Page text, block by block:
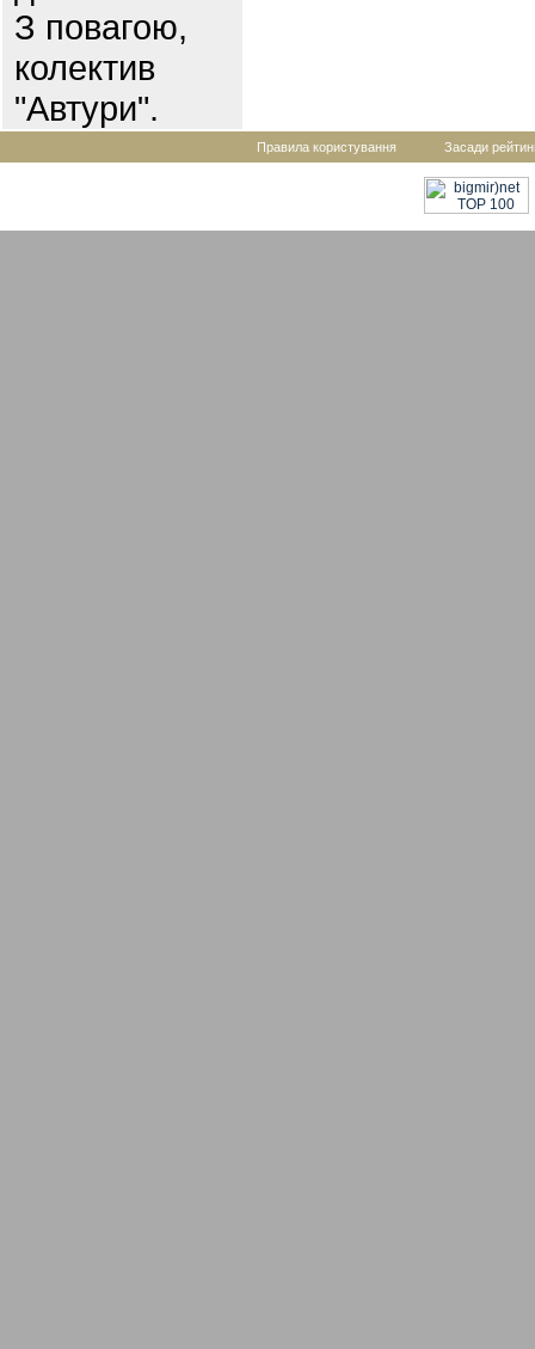
З повагою,
колектив
"Автури".
Правила користування Засади